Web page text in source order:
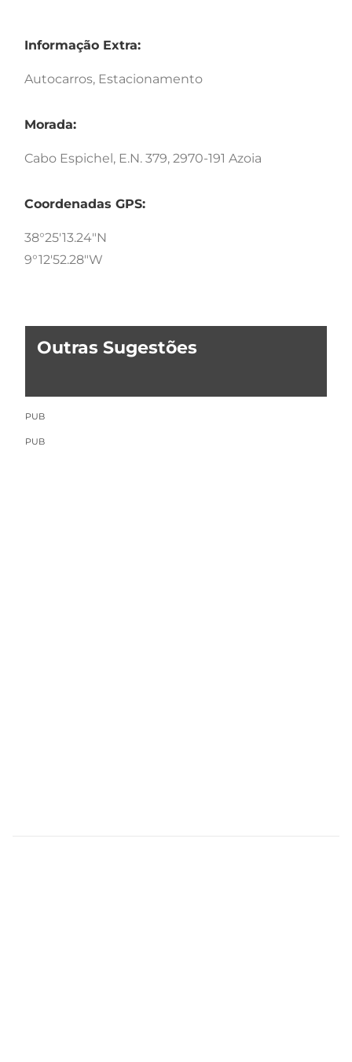
Informação Extra:
Autocarros, Estacionamento
Morada:
Cabo Espichel, E.N. 379, 2970-191 Azoia
Coordenadas GPS:
38°25'13.24"N
9°12'52.28"W
Outras Sugestões
PUB
PUB